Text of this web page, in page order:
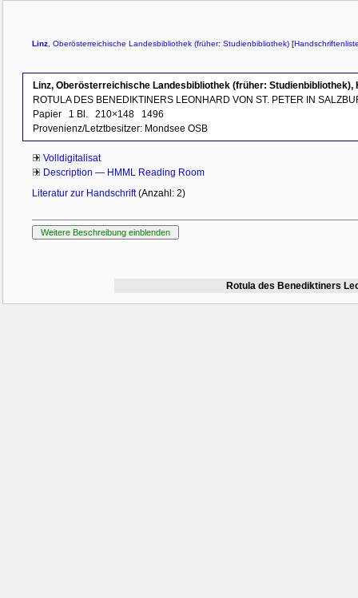
Linz , Oberösterreichische Landesbibliothek (früher: Studienbibliothek) [
Linz, Oberösterreichische Landesbibliothek (früher: Studienbibliothek),
ROTULA DES BENEDIKTINERS LEONHARD VON ST. PETER IN
Papier
1 Bl. 210×148
1496
Provenienz/Letztbesitzer: Mondsee OSB
Volldigitalisat
Description — HMML Reading Room
Literatur zur Handschrift(Anzahl: 2)
Rotula des Benediktiners